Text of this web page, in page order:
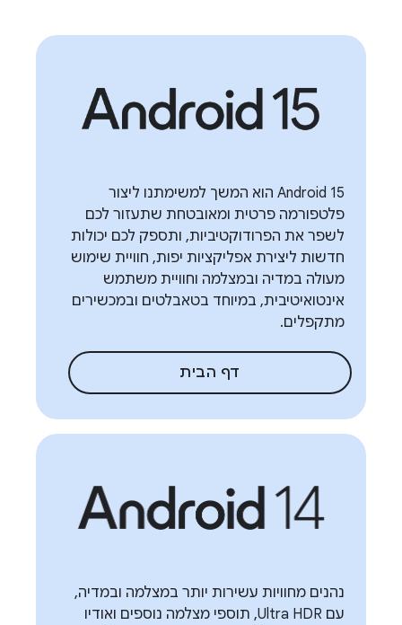
Android 15 הוא המשך למשימתנו ליצור
פלטפורמה פרטית ומאובטחת שתעזור לכם
לשפר את הפרודוקטיביות, ותספק לכם יכולות
חדשות ליצירת אפליקציות יפות, חוויית שימוש
מעולה במדיה ובמצלמה וחוויית משתמש
אינטואיטיבית, במיוחד בטאבלטים ובמכשירים
מתקפלים.
דף הבית
נהנים מחוויות עשירות יותר במצלמה ובמדיה,
עם Ultra HDR, תוספי מצלמה נוספים ואודיו